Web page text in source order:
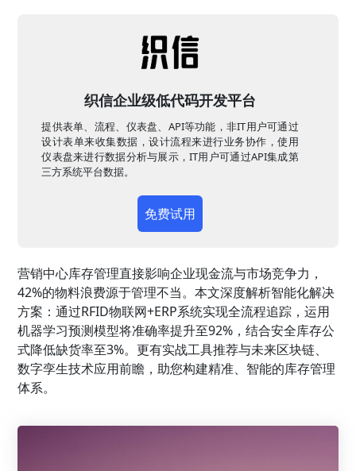
织信企业级低代码开发平台
提供表单、流程、仪表盘、API等功能，非IT用户可通过
设计表单来收集数据，设计流程来进行业务协作，使用
仪表盘来进行数据分析与展示，IT用户可通过API集成第
三方系统平台数据。
免费试用
营销中心库存管理直接影响企业现金流与市场竞争力，
42%的物料浪费源于管理不当。本文深度解析智能化解决
方案：通过RFID物联网+ERP系统实现全流程追踪，运用
机器学习预测模型将准确率提升至92%，结合安全库存公
式降低缺货率至3%。更有实战工具推荐与未来区块链、
数字孪生技术应用前瞻，助您构建精准、智能的库存管理
体系。